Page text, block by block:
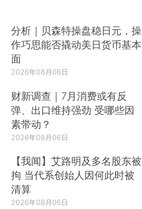
分析｜贝森特操盘稳日元，操
作巧思能否撬动美日货币基本
面
2026年08月06日
财新调查｜7月消费或有反
弹、出口维持强劲 受哪些因
素带动？
2026年08月06日
【我闻】艾路明及多名股东被
拘 当代系创始人因何此时被
清算
2026年08月06日